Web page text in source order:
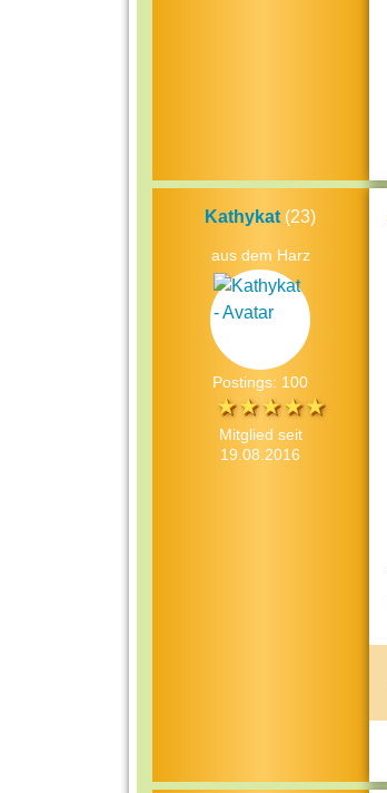
Kathykat (23)
aus dem Harz
Postings: 100
Mitglied seit
19.08.2016